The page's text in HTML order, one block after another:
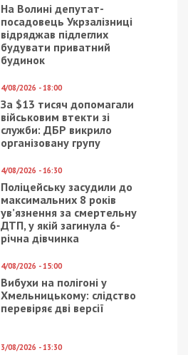
На Волині депутат-
посадовець Укрзалізниці
відряджав підлеглих
будувати приватний
будинок
4/08/2026 - 18:00
За $13 тисяч допомагали
військовим втекти зі
служби: ДБР викрило
організовану групу
4/08/2026 - 16:30
Поліцейську засудили до
максимальних 8 років
ув’язнення за смертельну
ДТП, у якій загинула 6-
річна дівчинка
4/08/2026 - 15:00
Вибухи на полігоні у
Хмельницькому: слідство
перевіряє дві версії
3/08/2026 - 13:30